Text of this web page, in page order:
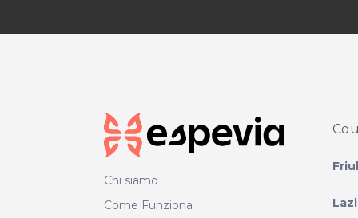
Chi siamo
Come Funziona